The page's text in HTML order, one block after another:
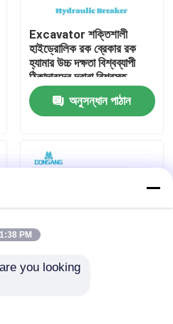
Excavator শক্তিশালী
হাইড্রোলিক রক ব্রেকার রক
হ্যামার উচ্চ দক্ষতা বিশ্বব্যাপী
ঠিকাদারদের দ্বারা বিশ্বস্ত
DONSANG লাইফটাইম
রক্ষণাবেক্ষণ নির্দেশিকা সহ
হাইড্রোলিক ব্রেকার
অনুসন্ধান পাঠান
PM
you looking